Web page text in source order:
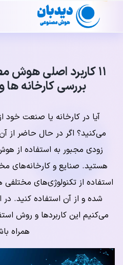
۱۱ کاربرد اصلی
بررسی کارخانه
آیا در کارخانه یا صنعت
می‌کنید؟ اگر در حال حاضر از
زودی مجبور به استفاده از
هستید. صنایع و کارخانه‌های
استفاده از تکنولوژی‌های مختلفی
شده و از آن استفاده کنید.
می‌کنیم این کاربردها و روش
همراه